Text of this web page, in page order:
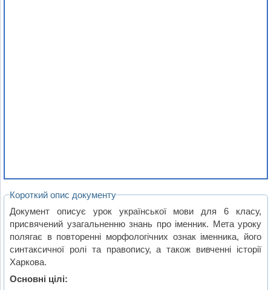
Короткий опис документу
Документ описує урок української мови для 6 класу,
присвячений узагальненню знань про іменник. Мета уроку
полягає в повторенні морфологічних ознак іменника, його
синтаксичної ролі та правопису, а також вивченні історії
Харкова.
Основні цілі: